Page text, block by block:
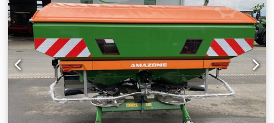
instalación para dispositivos base ZA, recogedor de
suciedad S / iluminación LED Djdst Dwh Repfx Acmjwa